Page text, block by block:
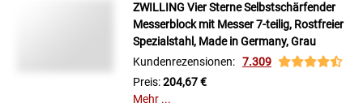
ZWILLING Vier Sterne Selbstschärfender
Messerblock mit Messer 7-teilig, Rostfreier
Spezialstahl, Made in Germany, Grau
Kundenrezensionen: 7.309
Preis:204,67 €
Mehr ...